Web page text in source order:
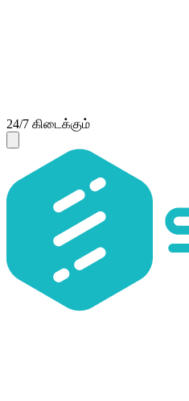
24/7 கிடைக்கும்